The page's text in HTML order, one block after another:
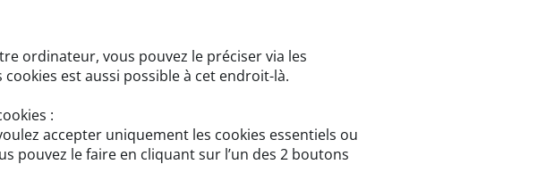
ordinateur, vous pouvez le préciser via les
est aussi possible à cet endroit-là.
:
accepter uniquement les cookies essentiels ou
pouvez le faire en cliquant sur l’un des 2 boutons